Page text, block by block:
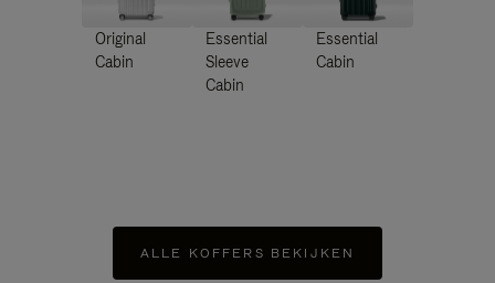
Original
Cabin
Essential
Sleeve
Cabin
Essential
Cabin
ALLE KOFFERS BEKIJKEN